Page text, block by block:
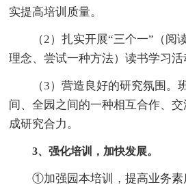
实提高培训质量。
（2）扎实开展“三个一”（阅
理念、尝试一种方法）读书学习活
（3）营造良好的研究氛围。
间、全园之间的一种相互合作、
成研究合力。
3、强化培训，加快发展。
①加强园本培训，提高业务素